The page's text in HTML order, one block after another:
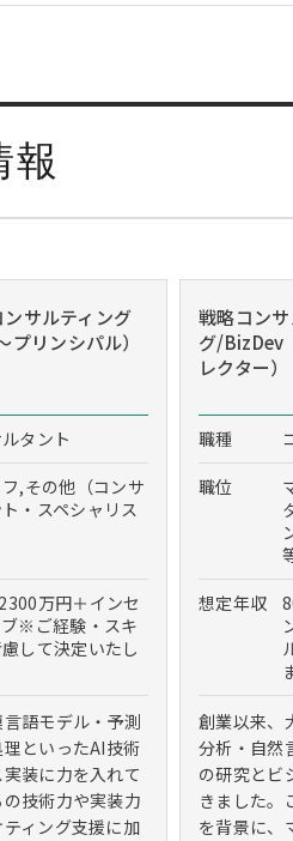
報
サルティング
プリンシパル）
タント
,その他（コンサ
・スペシャリス
万円＋インセ
ブ※ご経験・スキ
して決定いたし
語モデル・予測
といったAI技術
装に力を入れて
技術力や実装力
ィング支援に加
戦略コン
グ/BizDev
レクター）
職種
職位
想定年収
創業以来、
分析・自然
の研究とビ
きました。
を背景に、